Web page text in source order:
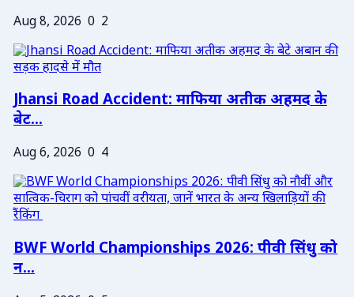
Aug 8, 2026 0 2
Jhansi Road Accident: माफिया अतीक अहमद के
बेट...
Aug 6, 2026 0 4
BWF World Championships 2026: पीवी सिंधु को
न...